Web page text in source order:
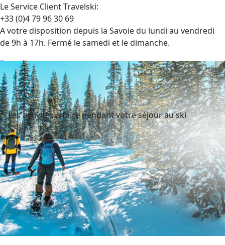
Le Service Client Travelski:
+33 (0)4 79 96 30 69
A votre disposition depuis la Savoie du lundi au vendredi
de 9h à 17h. Fermé le samedi et le dimanche.
J'appelle
Les activités à faire pendant votre séjour au ski